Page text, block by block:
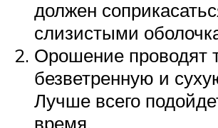
должен
слизистыми
Орошение проводят
безветренную и
Лучше всего
время.